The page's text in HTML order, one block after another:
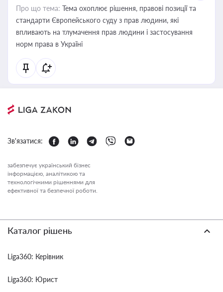
Про що тема: Тема охоплює рішення, правові позиції та
стандарти Європейського суду з прав людини, які
впливають на тлумачення прав людини і застосування
норм права в Україні
Зв'язатися:
забезпечує український бізнес
інформацією, аналітикою та
технологічними рішеннями для
ефективної та безпечної роботи.
Каталог рішень
Liga360: Керівник
Liga360: Юрист